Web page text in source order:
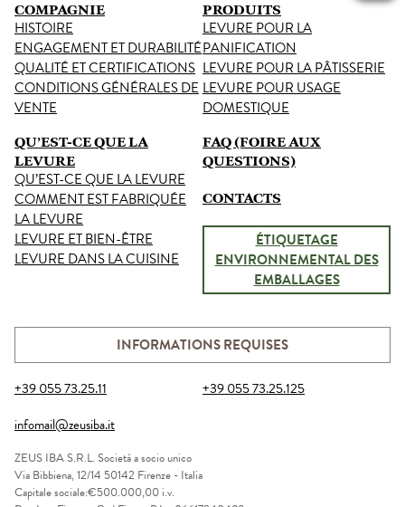
COMPAGNIE
HISTOIRE
ENGAGEMENT ET DURABILITÉ
QUALITÉ ET CERTIFICATIONS
CONDITIONS GÉNÉRALES DE
VENTE
QU’EST-CE QUE LA
LEVURE
QU’EST-CE QUE LA LEVURE
COMMENT EST FABRIQUÉE
LA LEVURE
LEVURE ET BIEN-ÊTRE
LEVURE DANS LA CUISINE
PRODUITS
LEVURE POUR LA
PANIFICATION
LEVURE POUR LA PÂTISSERIE
LEVURE POUR USAGE
DOMESTIQUE
FAQ (FOIRE AUX
QUESTIONS)
CONTACTS
ÉTIQUETAGE
ENVIRONNEMENTAL DES
EMBALLAGES
INFORMATIONS REQUISES
+39 055 73.25.11
+39 055 73.25.125
infomail@zeusiba.it
ZEUS IBA S.R.L. Società a socio unico
Via Bibbiena, 12/14 50142 Firenze - Italia
Capitale sociale:€500.000,00 i.v.